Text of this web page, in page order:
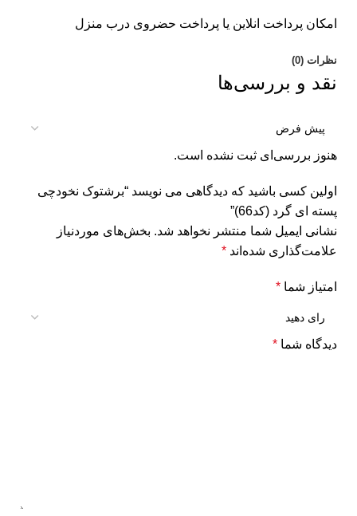
امکان پرداخت انلاین یا پرداخت حضروی درب منزل
نظرات (0)
نقد و بررسی‌ها
هنوز بررسی‌ای ثبت نشده است.
اولین کسی باشید که دیدگاهی می نویسد “برشتوک نخودچی
پسته ای گرد (کد66)”
نشانی ایمیل شما منتشر نخواهد شد. بخش‌های موردنیاز
علامت‌گذاری شده‌اند *
امتیاز شما *
دیدگاه شما *